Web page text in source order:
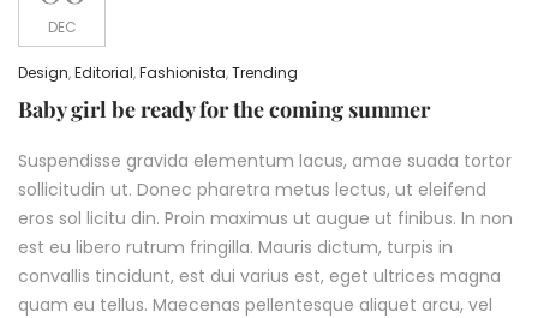
DEC
Design,Editorial,Fashionista,Trending
Baby girl be ready for the coming summer
Suspendisse gravida elementum lacus, amae suada tortor
sollicitudin ut. Donec pharetra metus lectus, ut eleifend
eros sol licitu din. Proin maximus ut augue ut finibus. In non
est eu libero rutrum fringilla. Mauris dictum, turpis in
convallis tincidunt, est dui varius est, eget ultrices magna
quam eu tellus. Maecenas pellentesque aliquet arcu, vel